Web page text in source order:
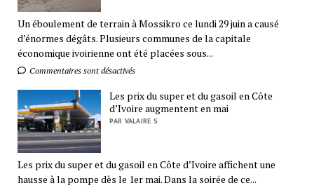
Un éboulement de terrain à Mossikro ce lundi 29 juin a causé
d’énormes dégâts. Plusieurs communes de la capitale
économique ivoirienne ont été placées sous...
Commentaires sont désactivés
Les prix du super et du gasoil en Côte
d’Ivoire augmentent en mai
PAR VALAIRE S
Les prix du super et du gasoil en Côte d’Ivoire affichent une
hausse à la pompe dès le 1er mai. Dans la soirée de ce...